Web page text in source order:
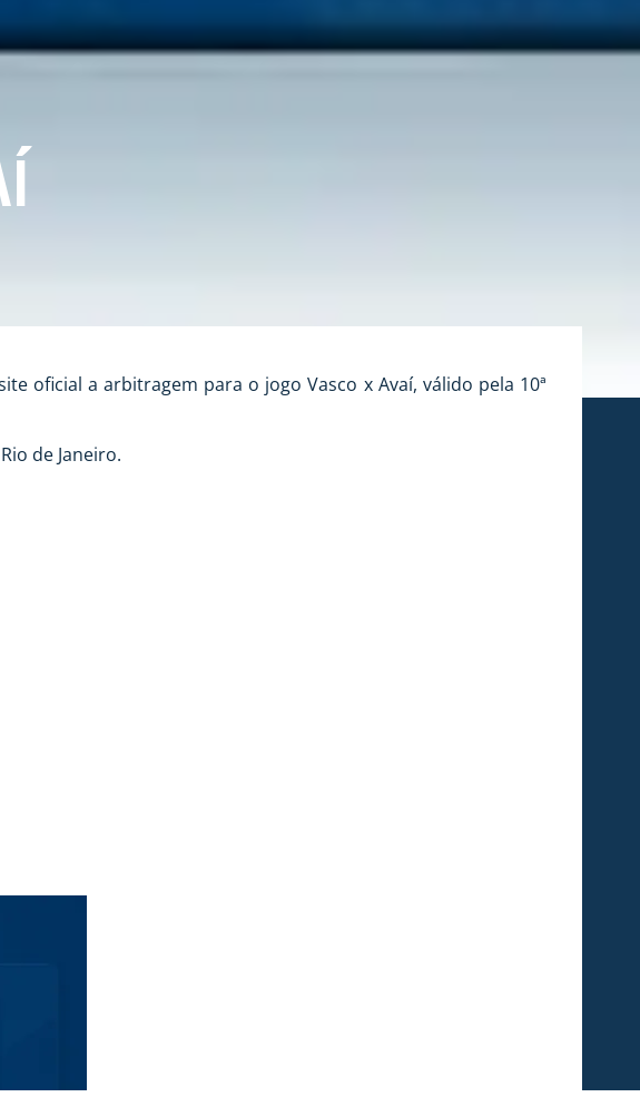
oficial a arbitragem para o jogo Vasco x Avaí, válido pela 10ª
de Janeiro.